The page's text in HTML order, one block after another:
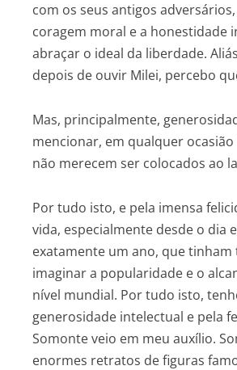
com os seus antigos
coragem moral e a honestidade
abraçar o ideal da liberdade.
depois de ouvir Milei, percebo
Mas, principalmente,
mencionar, em qualquer
não merecem ser colocados ao
Por tudo isto, e pela imensa
vida, especialmente desde o dia
exatamente um ano, que
imaginar a popularidade e o
nível mundial. Por tudo isto,
generosidade intelectual e pela
Somonte veio em meu auxílio.
enormes retratos de figuras